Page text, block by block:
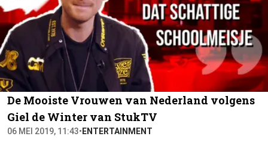
De Mooiste Vrouwen van Nederland volgens
Giel de Winter van StukTV
06 MEI 2019, 11:43• ENTERTAINMENT